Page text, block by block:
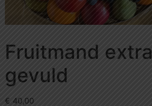
Fruitmand extra
gevuld
€ 40,00